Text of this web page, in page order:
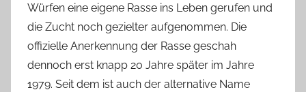
Würfen eine eigene Rasse ins Leben gerufen und
die Zucht noch gezielter aufgenommen. Die
offizielle Anerkennung der Rasse geschah
dennoch erst knapp 20 Jahre später im Jahre
1979. Seit dem ist auch der alternative Name